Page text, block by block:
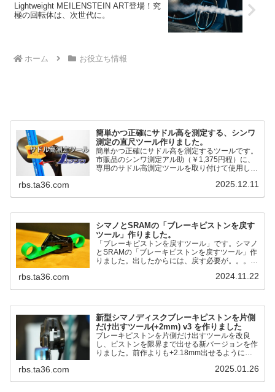
Lightweight MEILENSTEIN ART登場！究
極の回転体は、次世代に。
ホーム お役立ち情報
簡単かつ正確にサドル高を測定する、シンワ
測定の直尺ツール作りました。
簡単かつ正確にサドル高を測定するツールです。
市販品のシンワ測定アル助（￥1,375円程）に、
専用のサドル高測定ツールを取り付けて使用しま
るようになりました。シンワ測定(Shinwa
Sokutei)￥1,375Amazon.c...
rbs.ta36.com 2025.12.11
シマノとSRAMの「ブレーキピストンを戻す
ツール」作りました。
「ブレーキピストンを戻すツール」です。シマノ
とSRAMの「ブレーキピストンを戻すツール」作
りました。出したからには、戻す必要が。。。で
だと。。。▶「ブレーキピストンを戻すツール」
るのかというと、出ているピス...
rbs.ta36.com 2024.11.22
新型シマノディスクブレーキピストンを片側
だけ出すツール(+2mm) v3 を作りました
ブレーキピストンを片側だけ出すツールを改良
し、ピストンを限界まで出せる新バージョンを作
りました。前作よりも+2.18mm出せるようにな
って、オイル漏れするまで試しました。最も安全
rbs.ta36.com 2025.01.26